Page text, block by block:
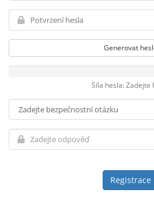
Generovat
Síla hesla: Zadejte